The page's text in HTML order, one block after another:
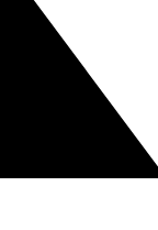
kaikkea